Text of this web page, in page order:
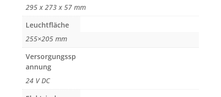
295 x 273 x 57 mm
Leuchtfläche
255×205 mm
Versorgungssp
annung
24 V DC